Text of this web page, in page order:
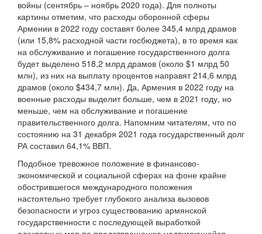
войны (сентябрь – ноябрь 2020 года). Для полноты
картины отметим, что расходы оборонной сферы
Армении в 2022 году составят более 345,4 млрд драмов
(или 15,8% расходной части госбюджета), в то время как
на обслуживание и погашение государственного долга
будет выделено 518,2 млрд драмов (около $1 млрд 50
млн), из них на выплату процентов направят 214,6 млрд
драмов (около $434,7 млн). Да, Армения в 2022 году на
военные расходы выделит больше, чем в 2021 году, но
меньше, чем на обслуживание и погашение
правительственного долга. Напомним читателям, что по
состоянию на 31 декабря 2021 года государственный долг
РА составил 64,1% ВВП.
Подобное тревожное положение в финансово-
экономической и социальной сферах на фоне крайне
обострившегося международного положения
настоятельно требует глубокого анализа вызовов
безопасности и угроз существованию армянской
государственности с последующей выработкой